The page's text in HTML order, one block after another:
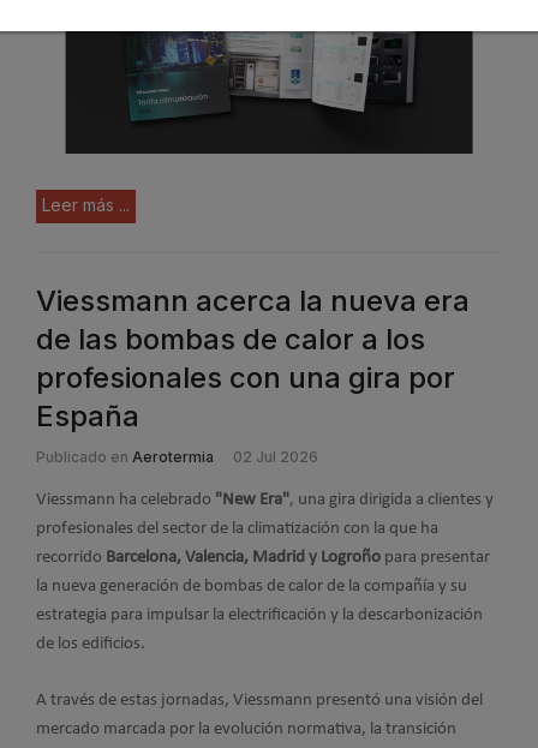
Leer más ...
Viessmann acerca la nueva era
de las bombas de calor a los
profesionales con una gira por
España
Publicado en Aerotermia 02 Jul 2026
Viessmann ha celebrado "New Era", una gira dirigida a clientes y
profesionales del sector de la climatización con la que ha
recorrido Barcelona, Valencia, Madrid y Logroño para presentar
la nueva generación de bombas de calor de la compañía y su
estrategia para impulsar la electrificación y la descarbonización
de los edificios.
A través de estas jornadas, Viessmann presentó una visión del
mercado marcada por la evolución normativa, la transición